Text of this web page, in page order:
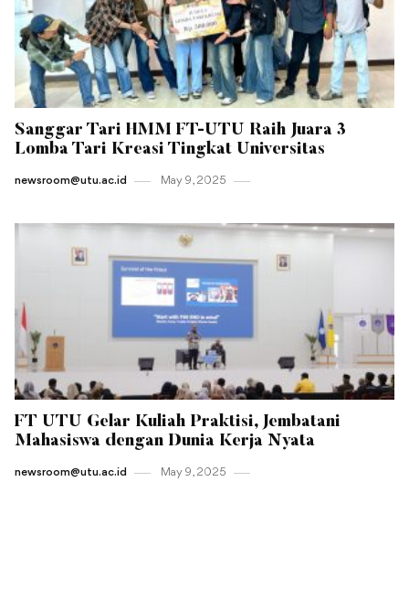
Sanggar Tari HMM FT-UTU Raih Juara 3
Lomba Tari Kreasi Tingkat Universitas
newsroom@utu.ac.id May 9 , 2025
FT UTU Gelar Kuliah Praktisi, Jembatani
Mahasiswa dengan Dunia Kerja Nyata
newsroom@utu.ac.id May 9 , 2025